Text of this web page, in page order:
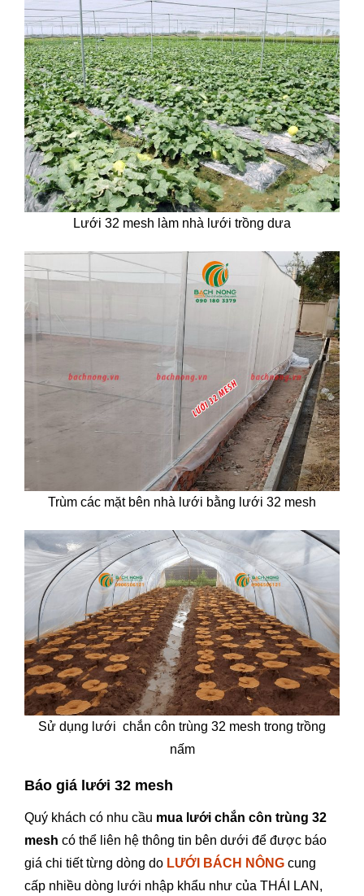
Lưới 32 mesh làm nhà lưới trồng dưa
Trùm các mặt bên nhà lưới bằng lưới 32 mesh
Sử dụng lưới chắn côn trùng 32 mesh trong trồng
nấm
Báo giá lưới 32 mesh
Quý khách có nhu cầu mua lưới chắn côn trùng 32
mesh có thể liên hệ thông tin bên dưới để được báo
giá chi tiết từng dòng do LƯỚI BÁCH NÔNG cung
cấp nhiều dòng lưới nhập khẩu như của THÁI LAN,